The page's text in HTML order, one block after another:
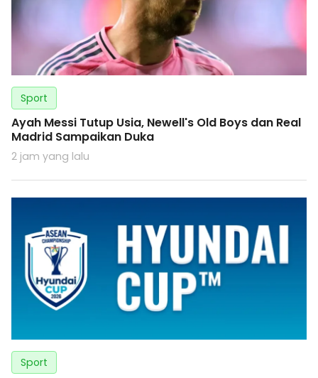
Sport
Ayah Messi Tutup Usia, Newell's Old Boys dan Real
Madrid Sampaikan Duka
2 jam yang lalu
Sport